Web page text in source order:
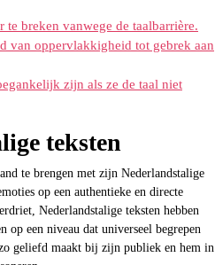
breken vanwege de taalbarrière.
van oppervlakkigheid tot gebrek aan
zijn als ze de taal niet
teksten
te brengen met zijn Nederlandstalige
op een authentieke en directe
Nederlandstalige teksten hebben
op een niveau dat universeel begrepen
geliefd maakt bij zijn publiek en hem in